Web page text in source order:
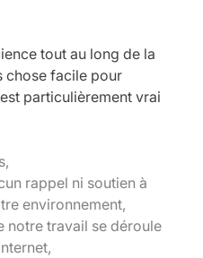
tout au long de la
chose facile pour
particulièrement vrai
rappel ni soutien à
environnement,
notre travail se déroule